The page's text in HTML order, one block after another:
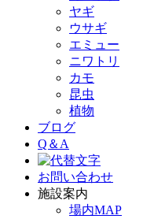
ヤギ
ウサギ
エミュー
ニワトリ
カモ
昆虫
植物
ブログ
Q＆A
お問い合わせ
施設案内
場内MAP